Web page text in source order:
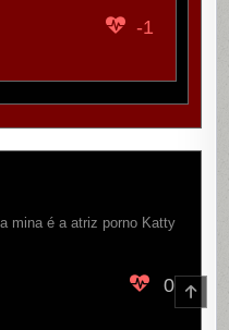
-1
mina é a atriz porno Katty
0
TO